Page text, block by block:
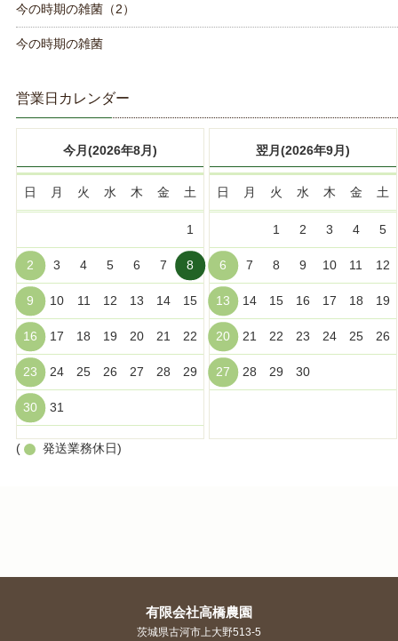
今の時期の雑菌（2）
今の時期の雑菌
営業日カレンダー
今月(2026年8月)
日 月 火 水 木 金 土
1
2 3 4 5 6 7 8
9 10 11 12 13 14 15
16 17 18 19 20 21 22
23 24 25 26 27 28 29
30 31
翌月(2026年9月)
日 月 火 水 木 金 土
1 2 3 4 5
6 7 8 9 10 11 12
13 14 15 16 17 18 19
20 21 22 23 24 25 26
27 28 29 30
( 発送業務休日)
有限会社高橋農園
茨城県古河市上大野513-5